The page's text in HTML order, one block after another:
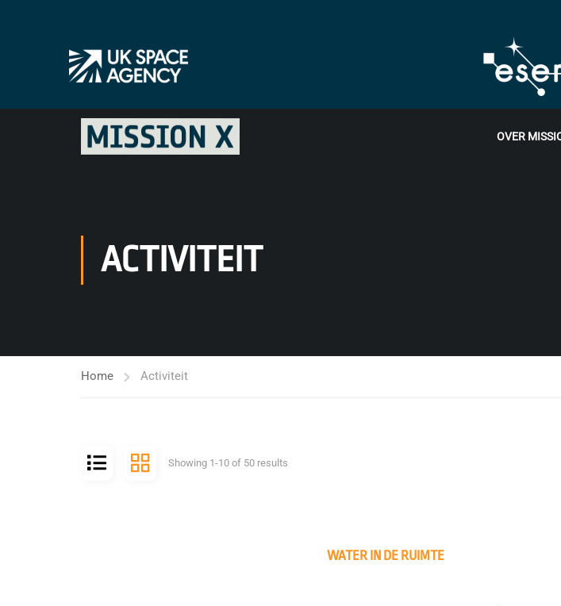
OVER
ACTIVITEIT
Home Activiteit
Showing 1-10 of 50 results
WATER IN DE RUIMTE